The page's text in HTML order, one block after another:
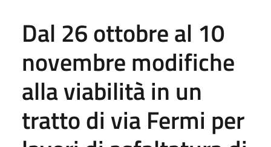
Dal 26 ottobre al 10
novembre modifiche
alla viabilità in un
tratto di via Fermi per